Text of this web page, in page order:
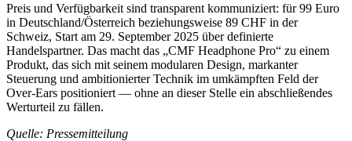
Preis und Verfügbarkeit sind transparent kommuniziert: für 99 Euro
in Deutschland/Österreich beziehungsweise 89 CHF in der
Schweiz, Start am 29. September 2025 über definierte
Handelspartner. Das macht das „CMF Headphone Pro“ zu einem
Produkt, das sich mit seinem modularen Design, markanter
Steuerung und ambitionierter Technik im umkämpften Feld der
Over-Ears positioniert — ohne an dieser Stelle ein abschließendes
Werturteil zu fällen.
Quelle: Pressemitteilung